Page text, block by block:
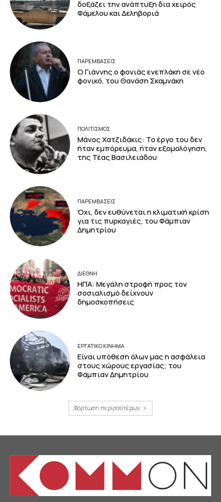
δοξάζει την ανάπτυξη δια χειρός
Φάμελου και Δεληβοριά
ΠΑΡΕΜΒΑΣΕΙΣ
Ο Γιάννης ο φονιάς ενεπλάκη σε νέο
φονικό, του Θανάση Σκαμνάκη
ΠΟΛΙΤΙΣΜΟΣ
Μάνος Χατζιδάκις: Το έργο του δεν
ήταν εμπόρευμα, ήταν εξομολόγηση,
της Τέας Βασιλειάδου
ΠΑΡΕΜΒΑΣΕΙΣ
Όχι, δεν ευθύνεται η κλιματική κρίση
για τις πυρκαγιές, του Φάμπιαν
Δημητρίου
ΔΙΕΘΝΗ
ΗΠΑ: Μεγάλη στροφή προς τον
σοσιαλισμό δείχνουν
δημοσκοπήσεις
ΕΡΓΑΤΙΚΟ ΚΙΝΗΜΑ
Είναι υπόθεση όλων μας η ασφάλεια
στους χώρους εργασίας; του
Φάμπιαν Δημητρίου
Φόρτωση περισσοτέρων